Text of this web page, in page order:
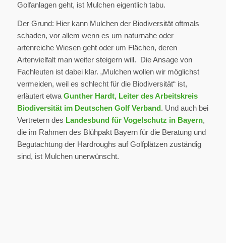
Golfanlagen geht, ist Mulchen eigentlich tabu.
Der Grund: Hier kann Mulchen der Biodiversität oftmals
schaden, vor allem wenn es um naturnahe oder
artenreiche Wiesen geht oder um Flächen, deren
Artenvielfalt man weiter steigern will. Die Ansage von
Fachleuten ist dabei klar. „Mulchen wollen wir möglichst
vermeiden, weil es schlecht für die Biodiversität“ ist,
erläutert etwa Gunther Hardt, Leiter des Arbeitskreis
Biodiversität im Deutschen Golf Verband. Und auch bei
Vertretern des Landesbund für Vogelschutz in Bayern,
die im Rahmen des Blühpakt Bayern für die Beratung und
Begutachtung der Hardroughs auf Golfplätzen zuständig
sind, ist Mulchen unerwünscht.